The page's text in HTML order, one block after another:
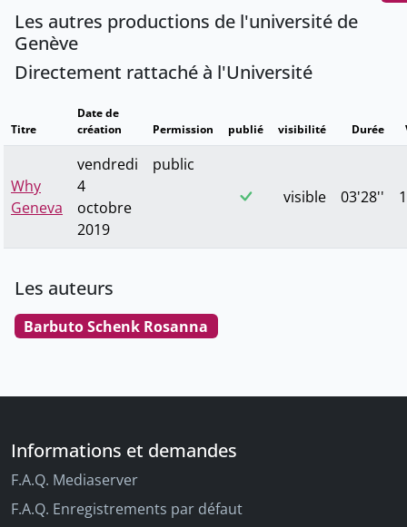
Les autres productions de l'université de
Genève
Directement rattaché à l'Université
Titre
Date de
création
Permission publié visibilité Durée
Why
Geneva
vendredi
4
octobre
2019
public
visible
03'28''
Les auteurs
Barbuto Schenk Rosanna
Informations et demandes
F.A.Q. Mediaserver
F.A.Q. Enregistrements par défaut